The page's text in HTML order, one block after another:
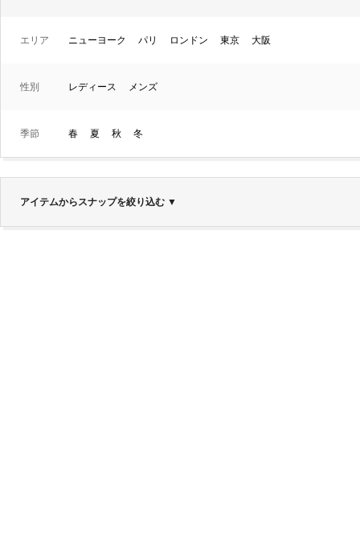
エリア ニューヨーク パリ ロンドン 東京 大阪
性別 レディース メンズ
季節 春 夏 秋 冬
アイテムからスナップを絞り込む ▼